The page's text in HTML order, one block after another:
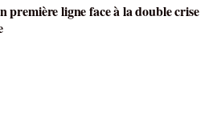
première ligne face à la double crise